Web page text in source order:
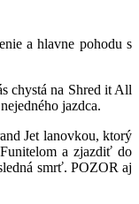
a hlavne pohodu s
chystá na Shred it All
jazdca.
Jet lanovkou, ktorý
a zjazdiť do
smrť. POZOR aj